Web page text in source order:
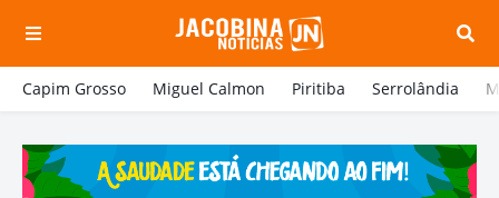
Capim Grosso Miguel Calmon Piritiba Serrolândia